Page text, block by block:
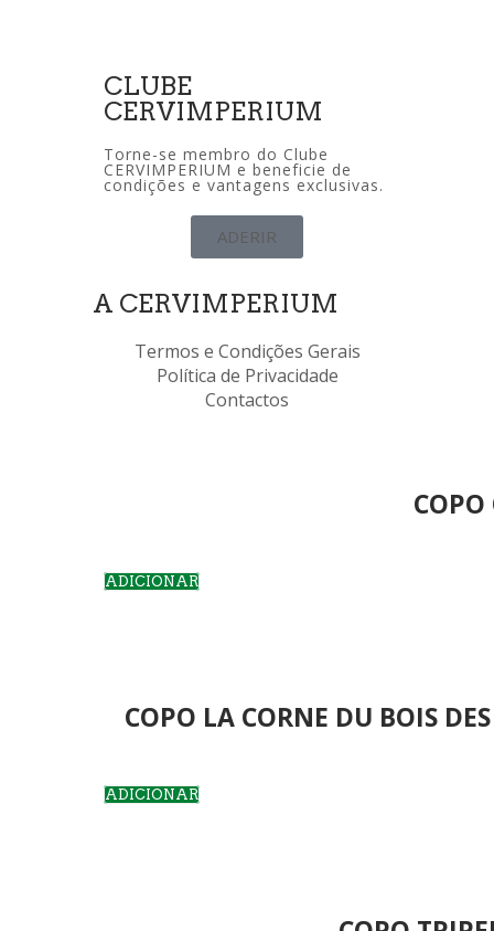
CLUBE
CERVIMPERIUM
Torne-se membro do Clube
CERVIMPERIUM e beneficie de
condições e vantagens exclusivas.
ADERIR
A CERVIMPERIUM
Termos e Condições Gerais
Política de Privacidade
Contactos
ADICIONAR
COPO LA CORNE DU BOIS
ADICIONAR